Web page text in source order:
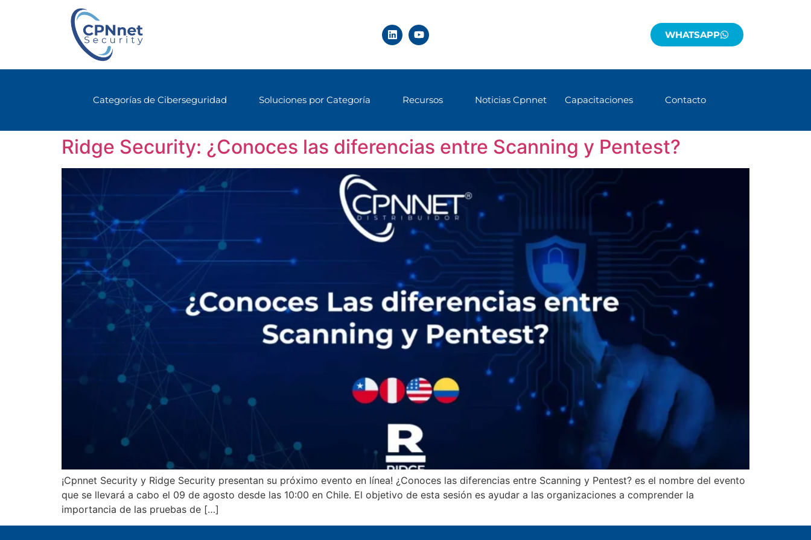
WHATSAPP
Categorías de Ciberseguridad Soluciones por Categoría Recursos Noticias Cpnnet Capacitaciones Contacto
Ridge Security: ¿Conoces las diferencias entre Scanning y Pentest?
¡Cpnnet Security y Ridge Security presentan su próximo evento en línea! ¿Conoces las diferencias entre Scanning y Pentest? es el nombre del evento
que se llevará a cabo el 09 de agosto desde las 10:00 en Chile. El objetivo de esta sesión es ayudar a las organizaciones a comprender la
importancia de las pruebas de […]